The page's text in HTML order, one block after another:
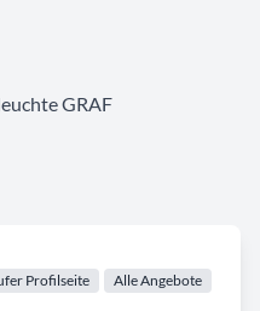
Profilseite Alle Angebote
GRAF